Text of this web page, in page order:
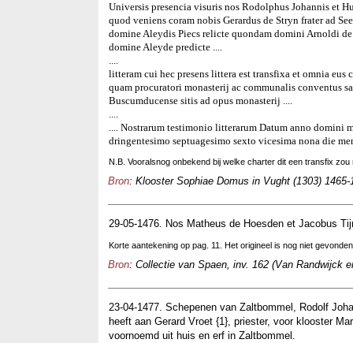
Universis presencia visuris nos Rodolphus Johannis et
quod veniens coram nobis Gerardus de Stryn frater ad
domine Aleydis Piecs relicte quondam domini Arnoldi
domine Aleyde predicte ....
....
litteram cui hec presens littera est transfixa et omnia
quam procuratori monasterij ac communalis conventus
Buscumducense sitis ad opus monasterij ....
....
.... Nostrarum testimonio litterarum Datum anno domini
dringentesimo septuagesimo sexto vicesima nona die
N.B. Vooralsnog onbekend bij welke charter dit een transfix zou
Bron: Klooster Sophiae Domus in Vught (1303)
29-05-1476. Nos Matheus de Hoesden et Jacobus
Korte aantekening op pag. 11. Het origineel is nog niet
Bron: Collectie van Spaen, inv. 162 (Van Randwijck
23-04-1477. Schepenen van Zaltbommel, Rodolf
heeft aan Gerard Vroet {1}, priester, voor klooster
voornoemd uit huis en erf in Zaltbommel.